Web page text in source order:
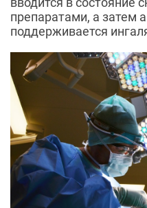
препаратами, а затем
поддерживается